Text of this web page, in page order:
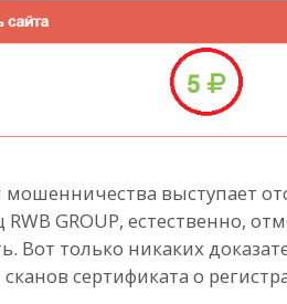
выступает
GROUP, естественно,
Вот только никаких
сертификата о